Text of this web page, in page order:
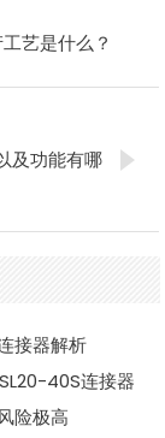
艺是什么？
及功能有哪
接器解析
40S连接器
险极高